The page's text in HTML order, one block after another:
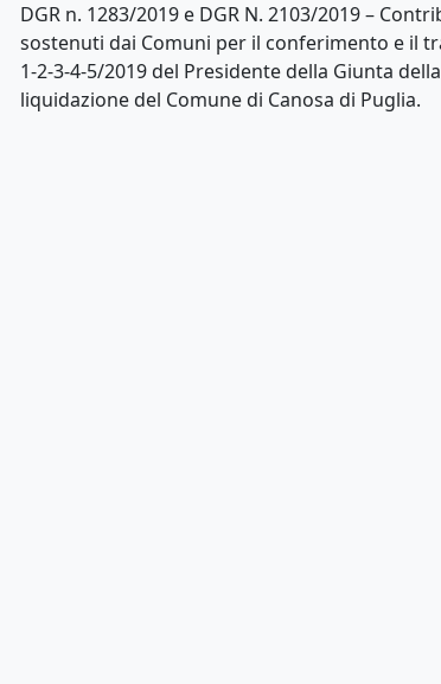
DGR n. 1283/2019 e DGR N. 2103/2019 –
sostenuti dai Comuni per il conferimento e il
1-2-3-4-5/2019 del Presidente della Giunta
liquidazione del Comune di Canosa di Puglia.